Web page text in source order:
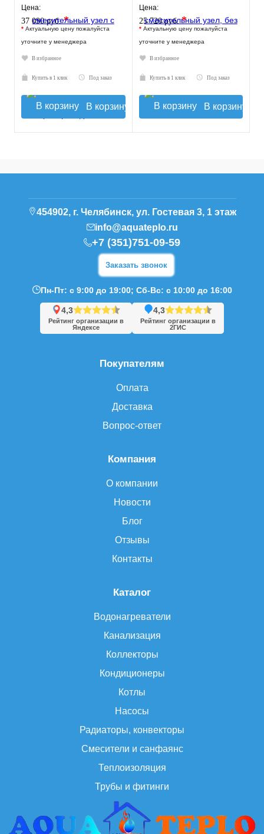
мм VT.COMBI.S.180M
Цена:
37 090 руб.*
* Актуальную цену пожалуйста
уточните у менеджера
В избранное
Купить в 1 клик Под заказ
В корзину
VT.TECHNOMIX.0.130
Цена:
25 720 руб.*
* Актуальную цену пожалуйста
уточните у менеджера
В избранное
Купить в 1 клик Под заказ
В корзину
Каталог
Водонагреватели
Канализация
Коллекторы
Кондиционеры
Котлы
Насосы
Радиаторы, конвекторы
Смесители и санфаянс
Теплоизоляция
Трубы и фитинги
Компания
О компании
Новости
Блог
Отзывы
Контакты
Покупателям
Оплата
Доставка
Вопрос-ответ
454902, г. Челябинск, ул. Гостевая 3, 1 этаж
info@aquateplo.ru
+7 (351)751-09-59
Заказать звонок
Пн-Пт: с 9:00 до 19:00; Сб-Вс: с 10:00 до 16:00
4,3
Рейтинг организации в
Яндексе
4,3
Рейтинг организации в
2ГИС